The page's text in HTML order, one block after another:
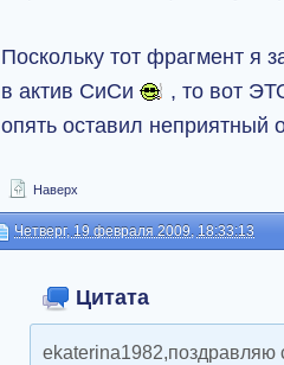
Поскольку тот фрагмент я
в актив СиСи
, то вот
опять оставил неприятный
Наверх
Четверг, 19 февраля 2009, 18:33:13
Цитата
ekaterina1982,поздравляю